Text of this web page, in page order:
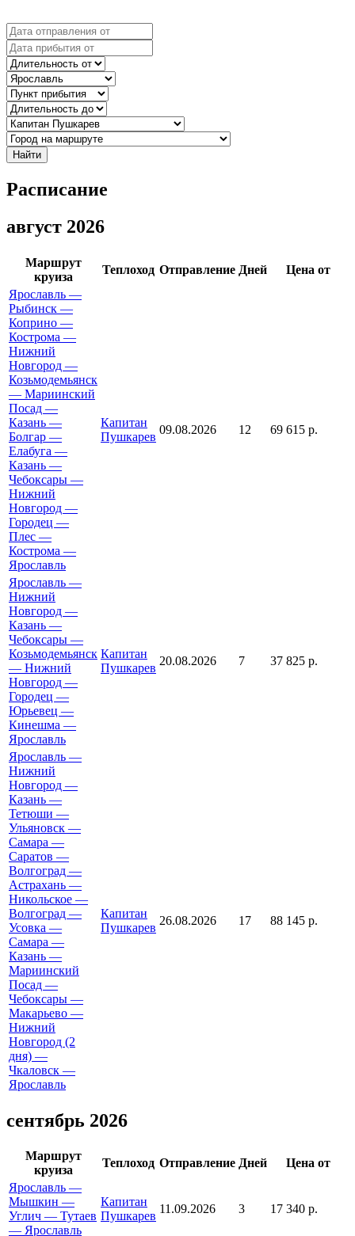
Найти
Расписание
август 2026
Маршрут
круиза
Теплоход Отправление Дней
Цена от
Ярославль —
Рыбинск —
Коприно —
Кострома —
Нижний
Новгород —
Козьмодемьянск
— Мариинский
Посад —
Казань —
Болгар —
Елабуга —
Казань —
Чебоксары —
Нижний
Новгород —
Городец —
Плес —
Кострома —
Ярославль
Капитан
Пушкарев
09.08.2026 12 69 615 р.
Ярославль —
Нижний
Новгород —
Казань —
Чебоксары —
Козьмодемьянск
— Нижний
Новгород —
Городец —
Юрьевец —
Кинешма —
Ярославль
Капитан
Пушкарев
20.08.2026 7 37 825 р.
Ярославль —
Нижний
Новгород —
Казань —
Тетюши —
Ульяновск —
Самара —
Саратов —
Волгоград —
Астрахань —
Никольское —
Волгоград —
Усовка —
Самара —
Казань —
Мариинский
Посад —
Чебоксары —
Макарьево —
Нижний
Новгород (2
дня) —
Чкаловск —
Ярославль
Капитан
Пушкарев
26.08.2026 17 88 145 р.
сентябрь 2026
Маршрут
круиза
Теплоход Отправление Дней
Цена от
Ярославль —
Мышкин —
Углич — Тутаев
— Ярославль
Капитан
Пушкарев
11.09.2026 3 17 340 р.